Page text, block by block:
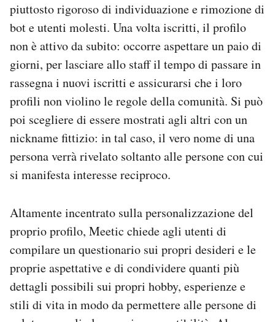
piuttosto rigoroso di individuazione e rimozione di
bot e utenti molesti. Una volta iscritti, il profilo
non è attivo da subito: occorre aspettare un paio di
giorni, per lasciare allo staff il tempo di passare in
rassegna i nuovi iscritti e assicurarsi che i loro
profili non violino le regole della comunità. Si può
poi scegliere di essere mostrati agli altri con un
nickname fittizio: in tal caso, il vero nome di una
persona verrà rivelato soltanto alle persone con cui
si manifesta interesse reciproco.
Altamente incentrato sulla personalizzazione del
proprio profilo, Meetic chiede agli utenti di
compilare un questionario sui propri desideri e le
proprie aspettative e di condividere quanti più
dettagli possibili sui propri hobby, esperienze e
stili di vita in modo da permettere alle persone di